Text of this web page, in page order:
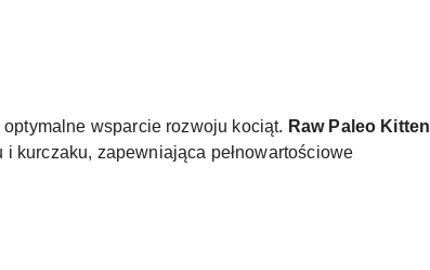
wsparcie rozwoju kociąt. Raw Paleo Kitten
kurczaku, zapewniająca pełnowartościowe